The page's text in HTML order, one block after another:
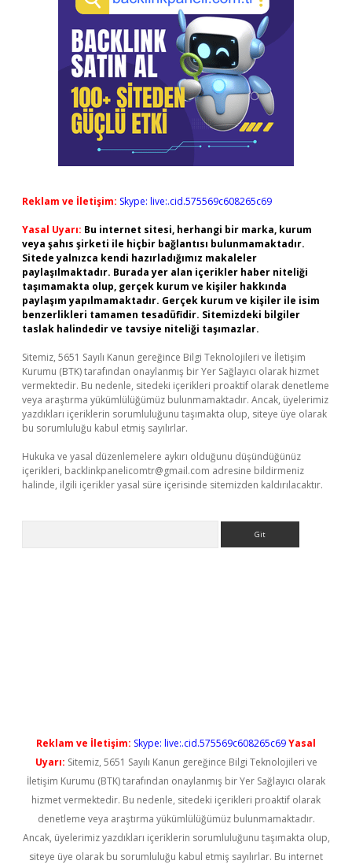
Reklam ve İletişim: Skype: live:.cid.575569c608265c69
Yasal Uyarı: Bu internet sitesi, herhangi bir marka, kurum
veya şahıs şirketi ile hiçbir bağlantısı bulunmamaktadır.
Sitede yalnızca kendi hazırladığımız makaleler
paylaşılmaktadır. Burada yer alan içerikler haber niteliği
taşımamakta olup, gerçek kurum ve kişiler hakkında
paylaşım yapılmamaktadır. Gerçek kurum ve kişiler ile isim
benzerlikleri tamamen tesadüfidir. Sitemizdeki bilgiler
taslak halindedir ve tavsiye niteliği taşımazlar.
Sitemiz, 5651 Sayılı Kanun gereğince Bilgi Teknolojileri ve İletişim
Kurumu (BTK) tarafından onaylanmış bir Yer Sağlayıcı olarak hizmet
vermektedir. Bu nedenle, sitedeki içerikleri proaktif olarak denetleme
veya araştırma yükümlülüğümüz bulunmamaktadır. Ancak, üyelerimiz
yazdıkları içeriklerin sorumluluğunu taşımakta olup, siteye üye olarak
bu sorumluluğu kabul etmiş sayılırlar.
Hukuka ve yasal düzenlemelere aykırı olduğunu düşündüğünüz
içerikleri, backlinkpanelicomtr@gmail.com adresine bildirmeniz
halinde, ilgili içerikler yasal süre içerisinde sitemizden kaldırılacaktır.
Reklam ve İletişim: Skype: live:.cid.575569c608265c69Yasal
Uyarı: Sitemiz, 5651 Sayılı Kanun gereğince Bilgi Teknolojileri ve
İletişim Kurumu (BTK) tarafından onaylanmış bir Yer Sağlayıcı olarak
hizmet vermektedir. Bu nedenle, sitedeki içerikleri proaktif olarak
denetleme veya araştırma yükümlülüğümüz bulunmamaktadır.
Ancak, üyelerimiz yazdıkları içeriklerin sorumluluğunu taşımakta olup,
siteye üye olarak bu sorumluluğu kabul etmiş sayılırlar. Bu internet